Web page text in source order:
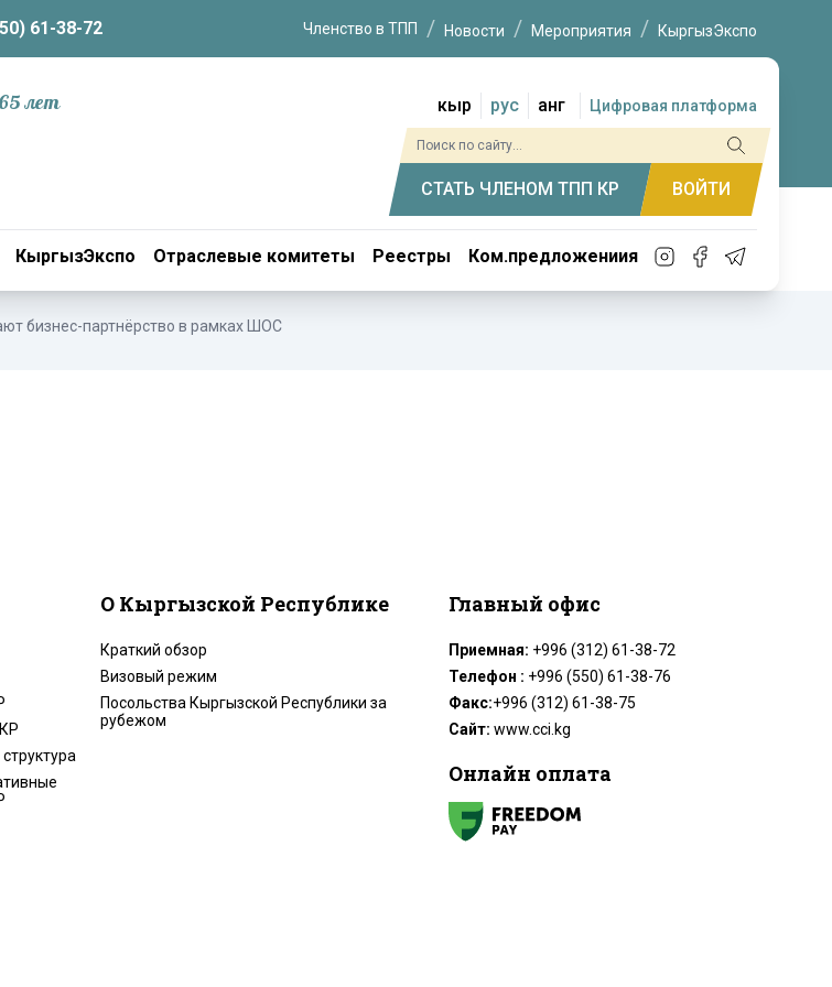
61-38-72 Членство в ТПП Новости Мероприятия КыргызЭкспо
лет кыр рус анг Цифровая платформа
СТАТЬ ЧЛЕНОМ ТПП КР ВОЙТИ
КыргызЭкспо Отраслевые комитеты Реестры Ком.предложениия
бизнес-партнёрство в рамках ШОС
О Кыргызской Республике
Краткий обзор
Визовый режим
Посольства Кыргызской Республики за
рубежом
Главный офис
Приемная: +996 (312) 61-38-72
Телефон : +996 (550) 61-38-76
Факс:+996 (312) 61-38-75
Сайт: www.cci.kg
Онлайн оплата